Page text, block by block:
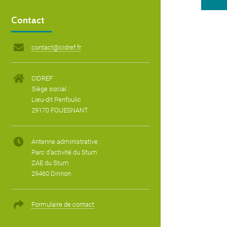
Contact
contact@cidref.fr
CIDREF
Siège social :
Lieu-dit Penfoulic
29170 FOUESNANT
Antenne administrative :
Parc d’activité du Stum
ZAE du Stum
29460 Dirinon
Formulaire de contact